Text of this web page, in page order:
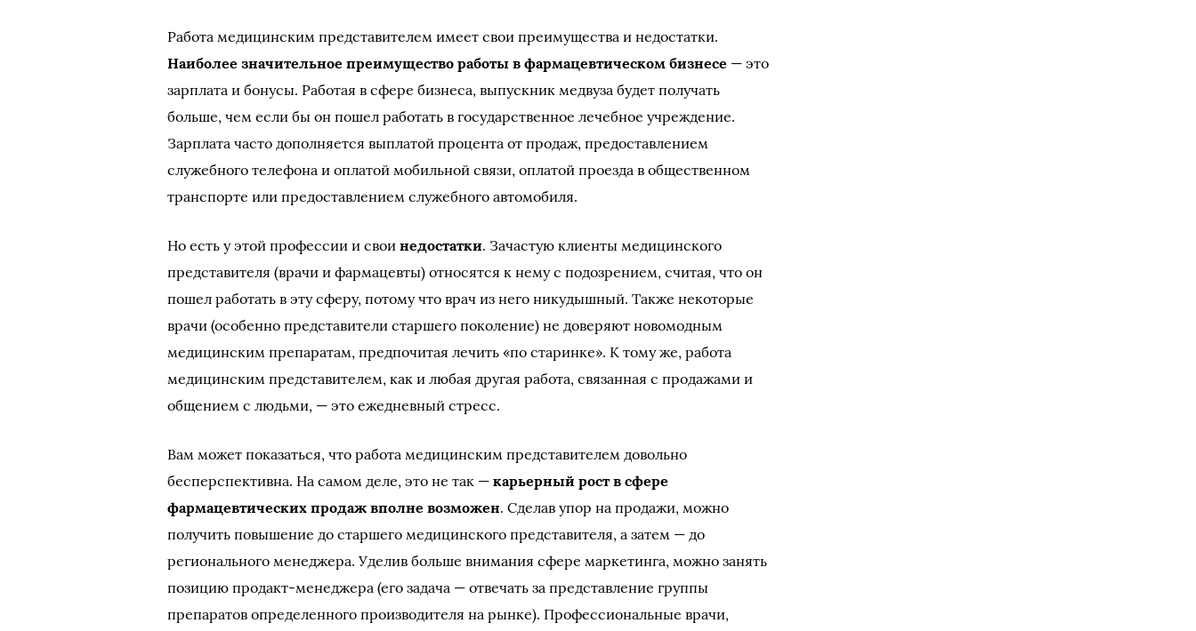
Работа медицинским представителем имеет свои преимущества и недостатки.
Наиболее значительное преимущество работы в фармацевтическом бизнесе — это
зарплата и бонусы. Работая в сфере бизнеса, выпускник медвуза будет получать
больше, чем если бы он пошел работать в государственное лечебное учреждение.
Зарплата часто дополняется выплатой процента от продаж, предоставлением
служебного телефона и оплатой мобильной связи, оплатой проезда в общественном
транспорте или предоставлением служебного автомобиля.
Но есть у этой профессии и своинедостатки. Зачастую клиенты медицинского
представителя (врачи и фармацевты) относятся к нему с подозрением, считая, что он
пошел работать в эту сферу, потому что врач из него никудышный. Также некоторые
врачи (особенно представители старшего поколение) не доверяют новомодным
медицинским препаратам, предпочитая лечить «по старинке». К тому же, работа
медицинским представителем, как и любая другая работа, связанная с продажами и
общением с людьми, — это ежедневный стресс.
Вам может показаться, что работа медицинским представителем довольно
бесперспективна. На самом деле, это не так —карьерный рост в сфере
фармацевтических продаж вполне возможен. Сделав упор на продажи, можно
получить повышение до старшего медицинского представителя, а затем — до
регионального менеджера. Уделив больше внимания сфере маркетинга, можно занять
позицию продакт-менеджера (его задача — отвечать за представление группы
препаратов определенного производителя на рынке). Профессиональные врачи,